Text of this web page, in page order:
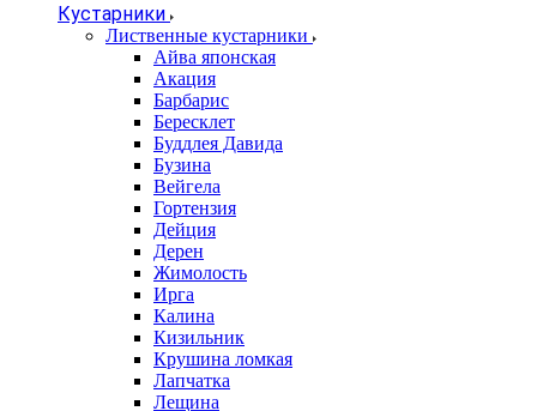
Кустарники
Лиственные кустарники
Айва японская
Акация
Барбарис
Бересклет
Буддлея Давида
Бузина
Вейгела
Гортензия
Дейция
Дерен
Жимолость
Ирга
Калина
Кизильник
Крушина ломкая
Лапчатка
Лещина